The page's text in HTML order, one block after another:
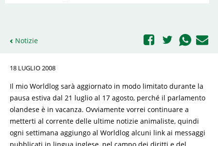
Notizie
18 LUGLIO 2008
Il mio Worldlog sarà aggiornato in modo limitato durante la
pausa estiva dal 21 luglio al 17 agosto, perché il parlamento
olandese è in vacanza. Ovviamente vorrei continuare a
metterti al corrente delle ultime notizie animaliste, quindi
ogni settimana aggiungo al Worldlog alcuni link ai messaggi